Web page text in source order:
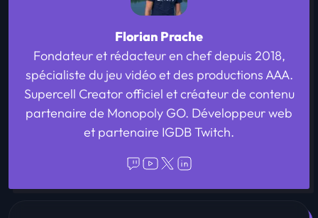
Florian Prache
Fondateur et rédacteur en chef depuis 2018,
spécialiste du jeu vidéo et des productions AAA.
Supercell Creator officiel et créateur de contenu
partenaire de Monopoly GO. Développeur web
et partenaire IGDB Twitch.